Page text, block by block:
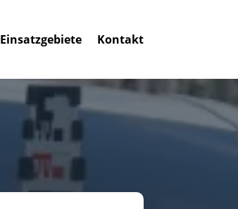
Einsatzgebiete Kontakt